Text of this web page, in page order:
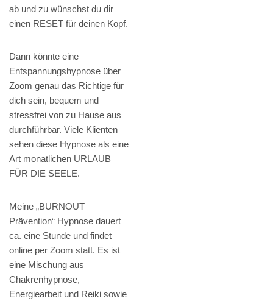
ab und zu wünschst du dir
einen RESET für deinen Kopf.
Dann könnte eine
Entspannungshypnose über
Zoom genau das Richtige für
dich sein, bequem und
stressfrei von zu Hause aus
durchführbar. Viele Klienten
sehen diese Hypnose als eine
Art monatlichen URLAUB
FÜR DIE SEELE.
Meine „BURNOUT
Prävention“ Hypnose dauert
ca. eine Stunde und findet
online per Zoom statt. Es ist
eine Mischung aus
Chakrenhypnose,
Energiearbeit und Reiki sowie